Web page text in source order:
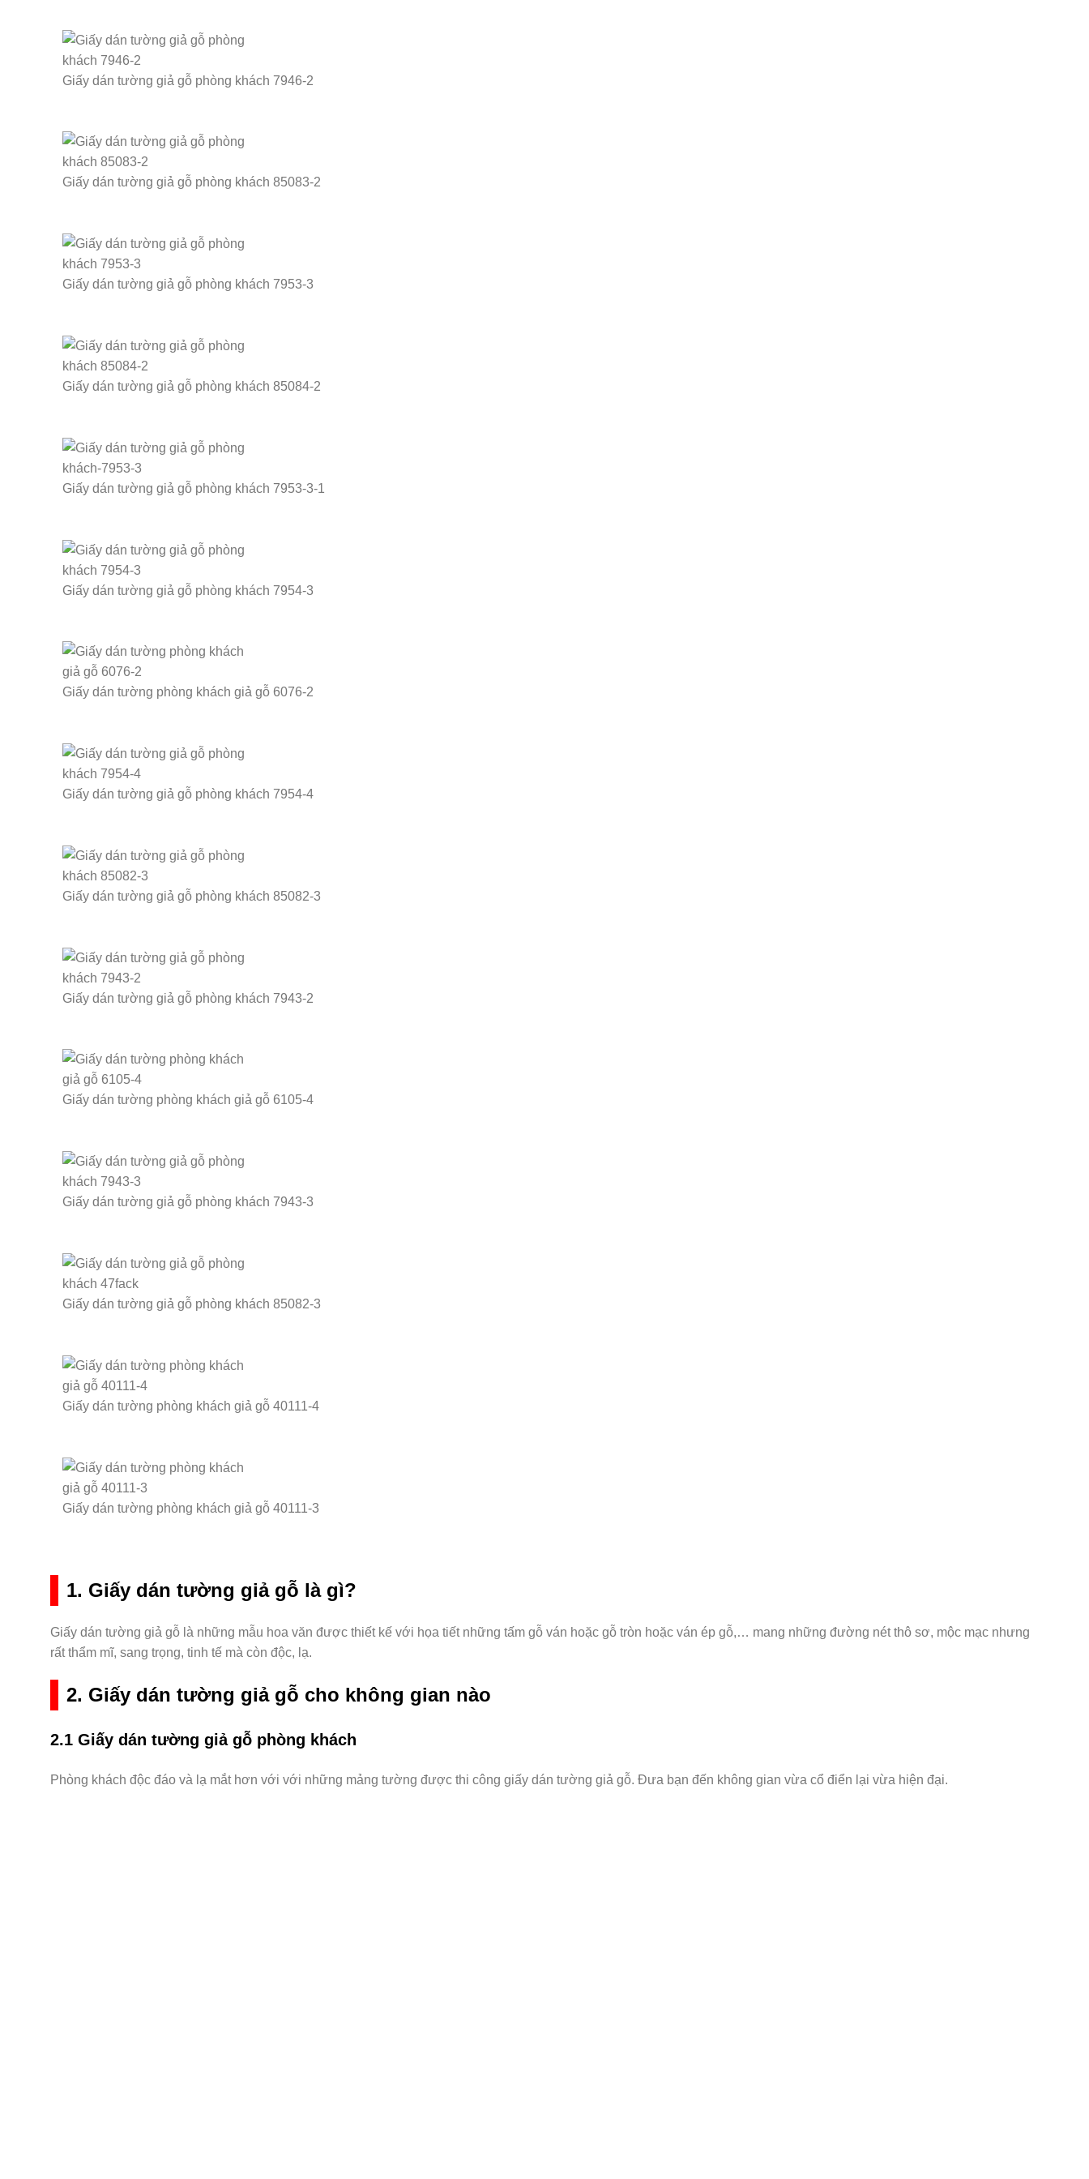
Giấy dán tường giả gỗ phòng khách 7946-2
Giấy dán tường giả gỗ phòng khách 85083-2
Giấy dán tường giả gỗ phòng khách 7953-3
Giấy dán tường giả gỗ phòng khách 85084-2
Giấy dán tường giả gỗ phòng khách 7953-3-1
Giấy dán tường giả gỗ phòng khách 7954-3
Giấy dán tường phòng khách giả gỗ 6076-2
Giấy dán tường giả gỗ phòng khách 7954-4
Giấy dán tường giả gỗ phòng khách 85082-3
Giấy dán tường giả gỗ phòng khách 7943-2
Giấy dán tường phòng khách giả gỗ 6105-4
Giấy dán tường giả gỗ phòng khách 7943-3
Giấy dán tường giả gỗ phòng khách 85082-3
Giấy dán tường phòng khách giả gỗ 40111-4
Giấy dán tường phòng khách giả gỗ 40111-3
1. Giấy dán tường giả gỗ là gì?
Giấy dán tường giả gỗ là những mẫu hoa văn được thiết kế với họa tiết những tấm gỗ ván hoặc gỗ tròn hoặc ván ép gỗ,… mang những đường nét thô sơ, mộc mạc nhưng
rất thẩm mĩ, sang trọng, tinh tế mà còn độc, lạ.
2. Giấy dán tường giả gỗ cho không gian nào
2.1 Giấy dán tường giả gỗ phòng khách
Phòng khách độc đáo và lạ mắt hơn với với những mảng tường được thi công giấy dán tường giả gỗ. Đưa bạn đến không gian vừa cổ điển lại vừa hiện đại.